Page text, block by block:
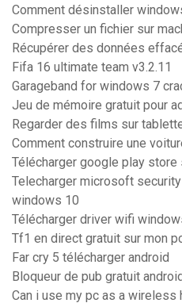
Comment désinstaller
Compresser un fichier sur
Récupérer des données
Fifa 16 ultimate team v3.2.11
Garageband for windows 7
Jeu de mémoire gratuit pour
Regarder des films sur
Comment construire une
Télécharger google play store
Telecharger microsoft
windows 10
Télécharger driver wifi
Tf1 en direct gratuit sur mon
Far cry 5 télécharger android
Bloqueur de pub gratuit android
Can i use my pc as a wireless